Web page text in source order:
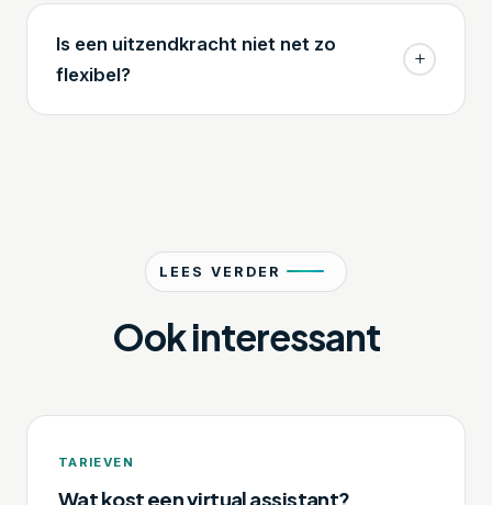
Is een uitzendkracht niet net zo
flexibel?
LEES VERDER
Ook interessant
TARIEVEN
Wat kost een virtual assistant?